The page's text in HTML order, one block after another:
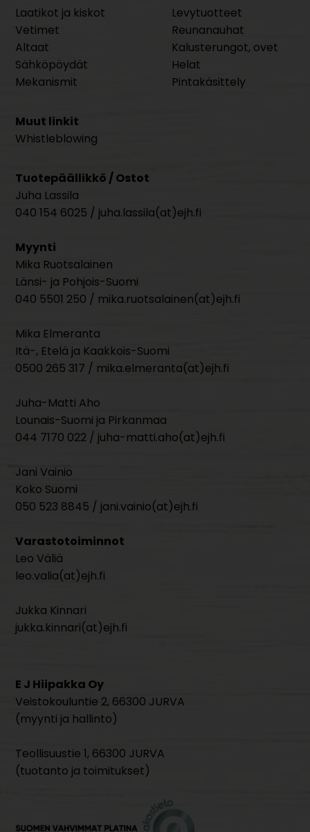
Laatikot ja kiskot
Vetimet
Altaat
Sähköpöydät
Mekanismit
Levytuotteet
Reunanauhat
Kalusterungot, ovet
Helat
Pintakäsittely
Muut linkit
Whistleblowing
Tuotepäällikkö / Ostot
Juha Lassila
040 154 6025 / juha.lassila(at)ejh.fi
Myynti
Mika Ruotsalainen
Länsi- ja Pohjois-Suomi
040 5501 250 / mika.ruotsalainen(at)ejh.fi
Mika Elmeranta
Itä-, Etelä ja Kaakkois-Suomi
0500 265 317 / mika.elmeranta(at)ejh.fi
Juha-Matti Aho
Lounais-Suomi ja Pirkanmaa
044 7170 022 / juha-matti.aho(at)ejh.fi
Jani Vainio
Koko Suomi
050 523 8845 / jani.vainio(at)ejh.fi
Varastotoiminnot
Leo Väliä
leo.valia(at)ejh.fi
Jukka Kinnari
jukka.kinnari(at)ejh.fi
E J Hiipakka Oy
Veistokouluntie 2, 66300 JURVA
(myynti ja hallinto)
Teollisuustie 1, 66300 JURVA
(tuotanto ja toimitukset)